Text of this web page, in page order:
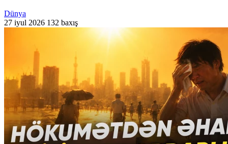
Dünya
27 iyul 2026 132 baxış